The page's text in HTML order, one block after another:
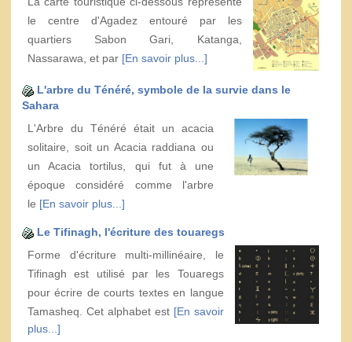
le centre d'Agadez entouré par les
quartiers Sabon Gari, Katanga,
Nassarawa, et par [En savoir plus...]
L'arbre du Ténéré, symbole de la survie dans le
Sahara
L'Arbre du Ténéré était un acacia
solitaire, soit un Acacia raddiana ou
un Acacia tortilus, qui fut à une
époque considéré comme l'arbre
le [En savoir plus...]
Le Tifinagh, l'écriture des touaregs
Forme d'écriture multi-millinéaire, le
Tifinagh est utilisé par les Touaregs
pour écrire de courts textes en langue
Tamasheq. Cet alphabet est [En savoir
plus...]